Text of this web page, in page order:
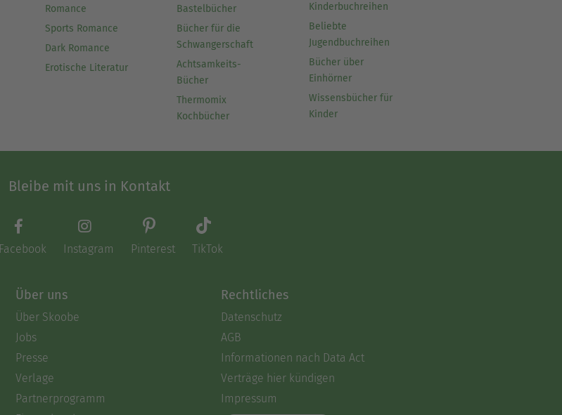
Romance
Sports Romance
Dark Romance
Erotische Literatur
Bastelbücher
Bücher für die
Schwangerschaft
Achtsamkeits-
Bücher
Thermomix
Kochbücher
Kinderbuchreihen
Beliebte
Jugendbuchreihen
Bücher über
Einhörner
Wissensbücher für
Kinder
Bleibe mit uns in Kontakt
Facebook Instagram Pinterest TikTok
Über uns
Über Skoobe
Jobs
Presse
Verlage
Partnerprogramm
Rechtliches
Datenschutz
AGB
Informationen nach Data Act
Verträge hier kündigen
Impressum